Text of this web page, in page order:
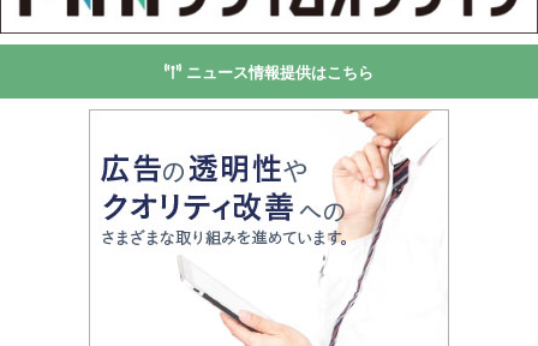
ニュース情報提供はこちら